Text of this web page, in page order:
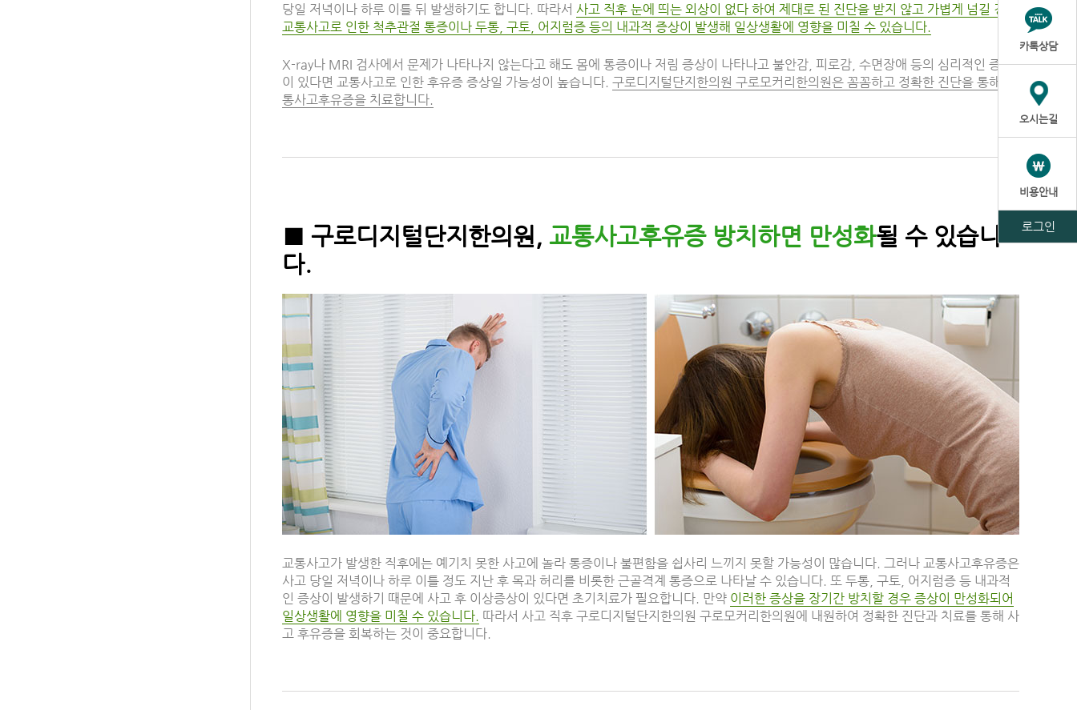
당일 저녁이나 하루 이틀 뒤 발생하기도 합니다. 따라서 사고 직후 눈에 띄는 외상이 없다 하여 제대로 된 진단을 받지 않고 가볍게 넘길 경우
교통사고로 인한 척추관절 통증이나 두통, 구토, 어지럼증 등의 내과적 증상이 발생해 일상생활에 영향을 미칠 수 있습니다.
X-ray나 MRI 검사에서 문제가 나타나지 않는다고 해도 몸에 통증이나 저림 증상이 나타나고 불안감, 피로감, 수면장애 등의 심리적인 증상
이 있다면 교통사고로 인한 후유증 증상일 가능성이 높습니다. 구로디지털단지한의원 구로모커리한의원은 꼼꼼하고 정확한 진단을 통해 교
통사고후유증을 치료합니다.
■ 구로디지털단지한의원, 교통사고후유증 방치하면 만성화될 수 있습니
다.
교통사고가 발생한 직후에는 예기치 못한 사고에 놀라 통증이나 불편함을 쉽사리 느끼지 못할 가능성이 많습니다. 그러나 교통사고후유증은
사고 당일 저녁이나 하루 이틀 정도 지난 후 목과 허리를 비롯한 근골격계 통증으로 나타날 수 있습니다. 또 두통, 구토, 어지럼증 등 내과적
인 증상이 발생하기 때문에 사고 후 이상증상이 있다면 초기치료가 필요합니다. 만약 이러한 증상을 장기간 방치할 경우 증상이 만성화되어
일상생활에 영향을 미칠 수 있습니다. 따라서 사고 직후 구로디지털단지한의원 구로모커리한의원에 내원하여 정확한 진단과 치료를 통해 사
고 후유증을 회복하는 것이 중요합니다.
카톡상담
오시는길
비용안내
로그인